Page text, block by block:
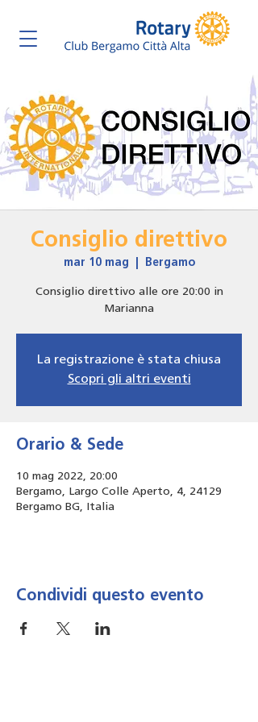
Consiglio direttivo
mar 10 mag Bergamo
Consiglio direttivo alle ore 20:00 in
Marianna
La registrazione è stata chiusa
Scopri gli altri eventi
Orario & Sede
10 mag 2022, 20:00
Bergamo, Largo Colle Aperto, 4, 24129
Bergamo BG, Italia
Condividi questo evento